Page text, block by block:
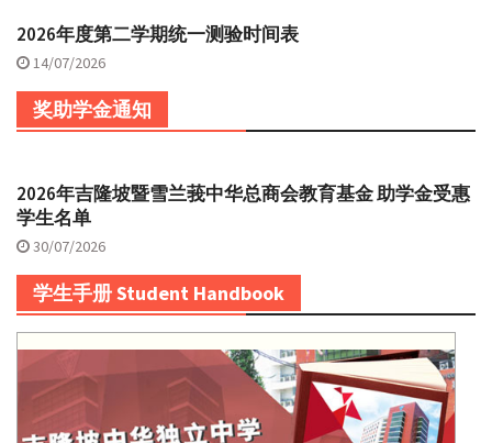
2026年度第二学期统一测验时间表
14/07/2026
奖助学金通知
2026年吉隆坡暨雪兰莪中华总商会教育基金 助学金受惠
学生名单
30/07/2026
学生手册 Student Handbook